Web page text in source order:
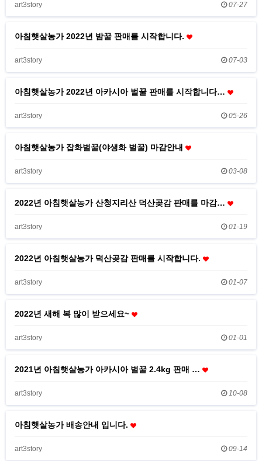
art3story 07-27
아침햇살농가 2022년 밤꿀 판매를 시작합니다.
art3story 07-03
아침햇살농가 2022년 아카시아 벌꿀 판매를 시작합니다…
art3story 05-26
아침햇살농가 잡화벌꿀(야생화 벌꿀) 마감안내
art3story 03-08
2022년 아침햇살농가 산청지리산 덕산곶감 판매를 마감…
art3story 01-19
2022년 아침햇살농가 덕산곶감 판매를 시작합니다.
art3story 01-07
2022년 새해 복 많이 받으세요~
art3story 01-01
2021년 아침햇살농가 아카시아 벌꿀 2.4kg 판매 …
art3story 10-08
아침햇살농가 배송안내 입니다.
art3story 09-14